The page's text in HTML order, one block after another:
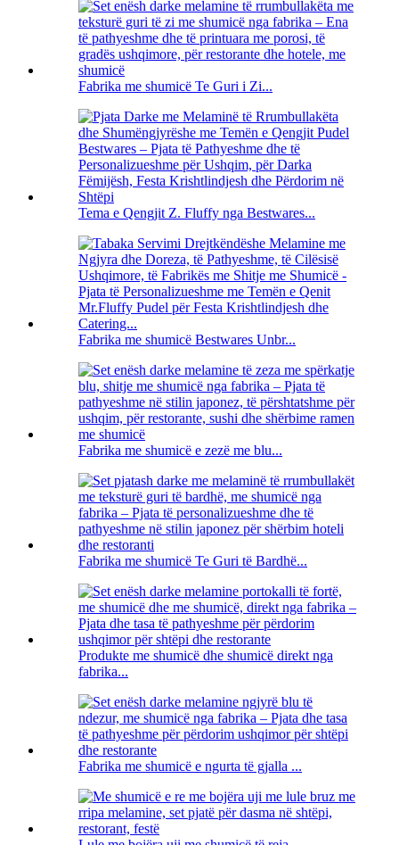
Fabrika me shumicë Te Guri i Zi...
Tema e Qengjit Z. Fluffy nga Bestwares...
Fabrika me shumicë Bestwares Unbr...
Fabrika me shumicë e zezë me blu...
Fabrika me shumicë Te Guri të Bardhë...
Produkte me shumicë dhe shumicë direkt nga
fabrika...
Fabrika me shumicë e ngurta të gjalla ...